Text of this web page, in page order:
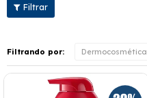
Filtrando por: Dermocosmética